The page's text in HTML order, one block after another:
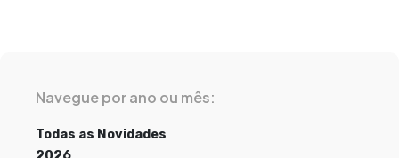
Navegue por ano ou mês:
Todas as Novidades